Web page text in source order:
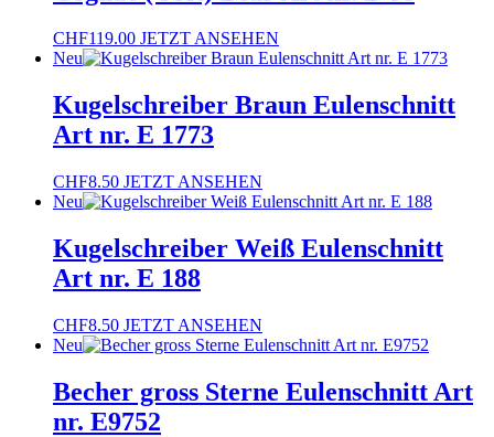
CHF119.00 JETZT ANSEHEN
Neu
Kugelschreiber Braun Eulenschnitt
Art nr. E 1773
CHF8.50 JETZT ANSEHEN
Neu
Kugelschreiber Weiß Eulenschnitt
Art nr. E 188
CHF8.50 JETZT ANSEHEN
Neu
Becher gross Sterne Eulenschnitt Art
nr. E9752